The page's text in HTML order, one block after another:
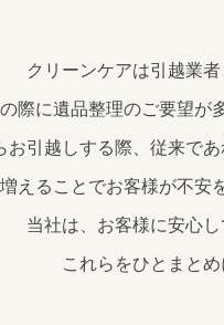
クリーンケアは引越業
際に遺品整理のご要望が
お引越しする際、従来で
えることでお客様が不
当社は、お客様に安心
これらをひとまと